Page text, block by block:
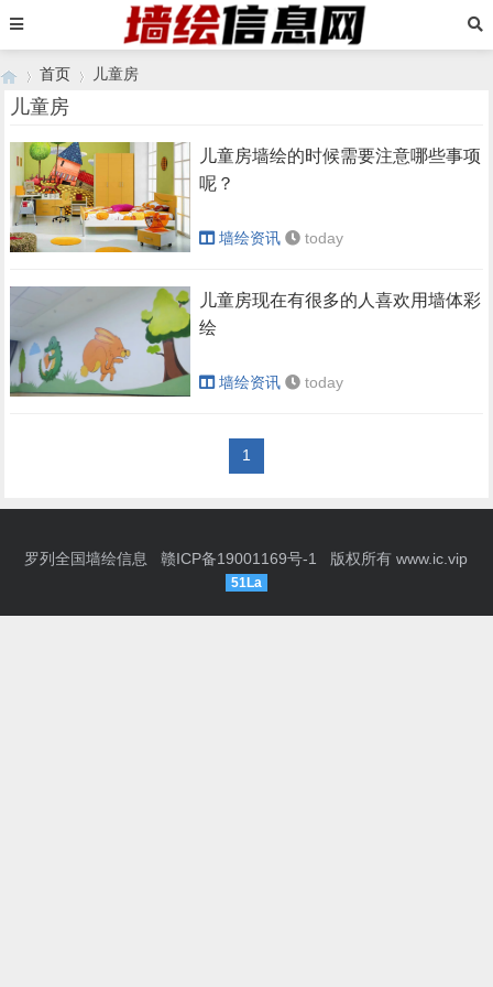
›
首页
›
儿童房
儿童房
儿童房墙绘的时候需要注意哪些事项
呢？
墙绘资讯 today
儿童房现在有很多的人喜欢用墙体彩
绘
墙绘资讯 today
1
罗列全国墙绘信息赣ICP备19001169号-1 版权所有www.ic.vip
51La